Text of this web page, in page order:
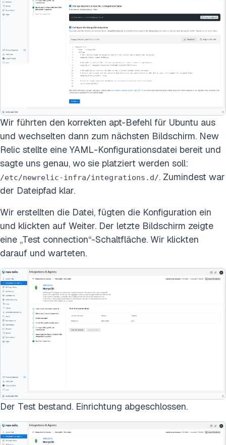
Wir führten den korrekten apt-Befehl für Ubuntu aus
und wechselten dann zum nächsten Bildschirm. New
Relic stellte eine YAML-Konfigurationsdatei bereit und
sagte uns genau, wo sie platziert werden soll:
/etc/newrelic-infra/integrations.d/. Zumindest war
der Dateipfad klar.
Wir erstellten die Datei, fügten die Konfiguration ein
und klickten auf Weiter. Der letzte Bildschirm zeigte
eine „Test connection“-Schaltfläche. Wir klickten
darauf und warteten.
Der Test bestand. Einrichtung abgeschlossen.